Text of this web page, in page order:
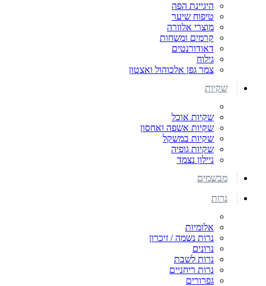
היגיינת הפה
טיפוח שיער
מוצרי אלוורה
קרמים ומשחות
דאודורנטים
גילוח
צמר גפן אלכוהול ואצטון
שקיות
שקיות אוכל
שקיות אשפה ואחסון
שקיות במשקל
שקיות גופיה
ניילון נצמד
מבשמים
נרות
אלומיות
נרות נשמה / זיכרון
נרונים
נרות לשבת
נרות ריחניים
גפרורים